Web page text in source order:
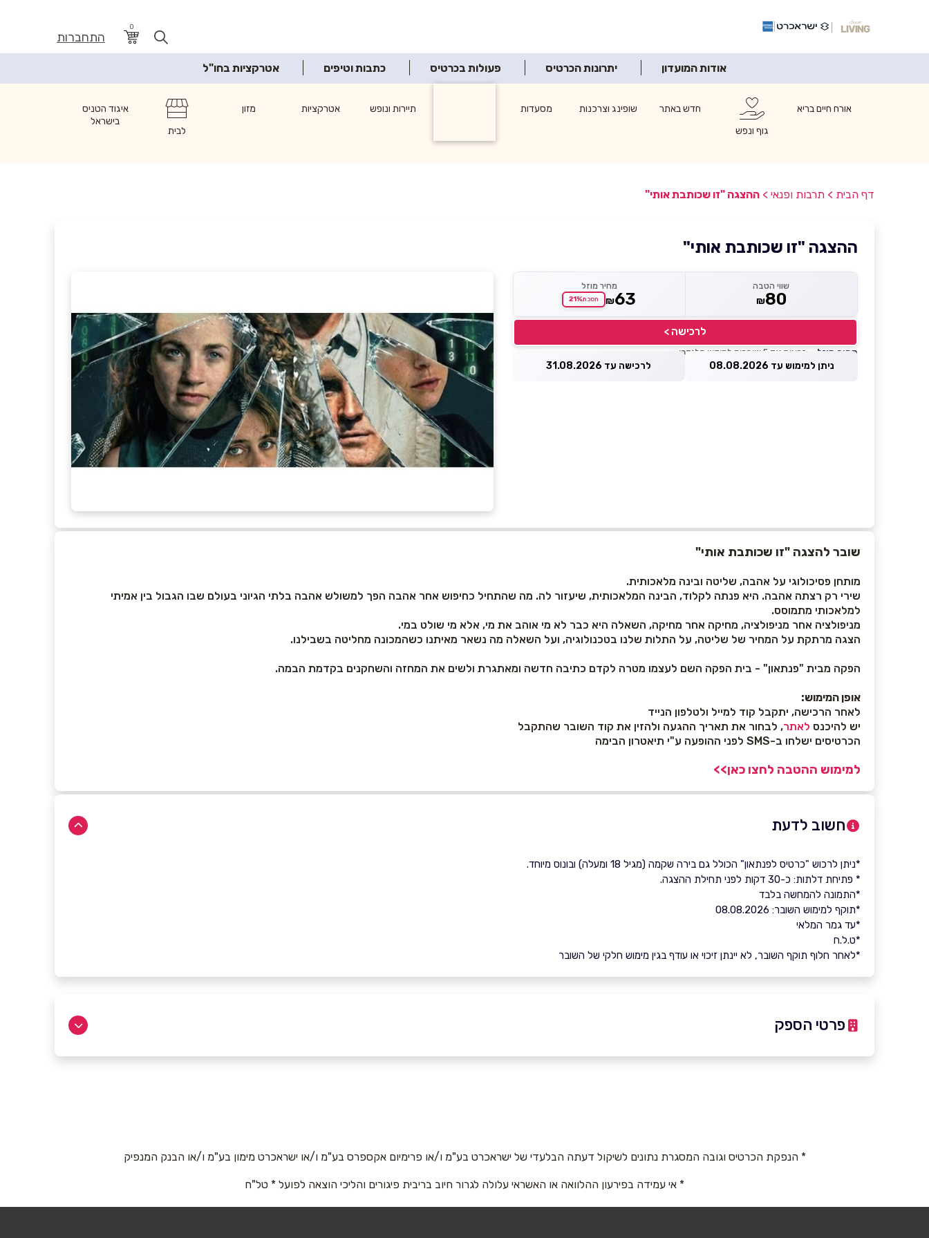
0
התחברות
אודות המועדון יתרונות הכרטיס פעולות בכרטיס כתבות וטיפים אטרקציות בחו"ל
אורח חיים בריא
גוף ונפש
חדש באתר שופינג וצרכנות מסעדות תיירות ונופש אטרקציות
מזון
לבית
איגוד הטניס
בישראל
דף הבית > תרבות ופנאי > ההצגה "זו שכותבת אותי"
ההצגה "זו שכותבת אותי"
שווי הטבה
₪80
מחיר מוזל
₪63 חסכת21%
לרכישה >
מחיר מוזל — זכאות עד 5 שוברים לחודש קלנדרי
ניתן למימוש עד 08.08.2026 לרכישה עד 31.08.2026
שובר להצגה "זו שכותבת אותי"
מותחן פסיכולוגי על אהבה, שליטה ובינה מלאכותית.
שירי רק רצתה אהבה. היא פנתה לקלוד, הבינה המלאכותית, שיעזור לה. מה שהתחיל כחיפוש אחר אהבה הפך למשולש אהבה בלתי הגיוני בעולם שבו הגבול בין אמיתי
למלאכותי מתמוסס.
מניפולציה אחר מניפולציה, מחיקה אחר מחיקה, השאלה היא כבר לא מי אוהב את מי, אלא מי שולט במי.
הצגה מרתקת על המחיר של שליטה, על התלות שלנו בטכנולוגיה, ועל השאלה מה נשאר מאיתנו כשהמכונה מחליטה בשבילנו.
הפקה מבית "פנתאון" - בית הפקה השם לעצמו מטרה לקדם כתיבה חדשה ומאתגרת ולשים את המחזה והשחקנים בקדמת הבמה.
אופן המימוש:
לאחר הרכישה, יתקבל קוד למייל ולטלפון הנייד
יש להיכנס לאתר, לבחור את תאריך ההגעה ולהזין את קוד השובר שהתקבל
הכרטיסים ישלחו ב-SMS לפני ההופעה ע"י תיאטרון הבימה
למימוש ההטבה לחצו כאן>>
חשוב לדעת
*ניתן לרכוש "כרטיס לפנתאון" הכולל גם בירה שקמה (מגיל 18 ומעלה) ובונוס מיוחד.
* פתיחת דלתות: כ-30 דקות לפני תחילת ההצגה.
*התמונה להמחשה בלבד
*תוקף למימוש השובר: 08.08.2026
*עד גמר המלאי
*ט.ל.ח
*לאחר חלוף תוקף השובר, לא יינתן זיכוי או עודף בגין מימוש חלקי של השובר
פרטי הספק
אימייל
* הנפקת הכרטיס וגובה המסגרת נתונים לשיקול דעתה הבלעדי של ישראכרט בע"מ ו/או פרימיום אקספרס בע"מ ו/או ישראכרט מימון בע"מ ו/או הבנק המנפיק
* אי עמידה בפירעון ההלוואה או האשראי עלולה לגרור חיוב בריבית פיגורים והליכי הוצאה לפועל * טל"ח